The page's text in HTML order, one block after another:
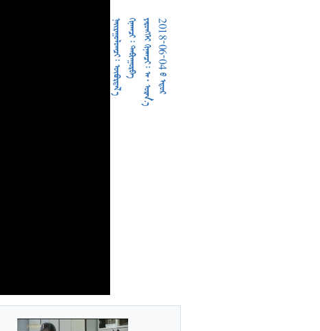
         2018-06-04  